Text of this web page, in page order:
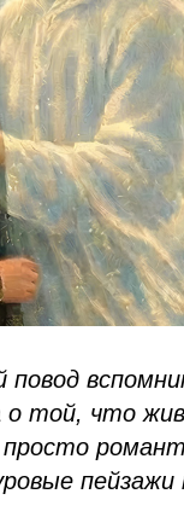
повод
той, что
просто
пейзажи